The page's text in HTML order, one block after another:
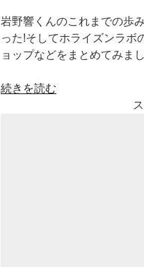
岩野響くんのこれまでの歩
った!そしてホライズンラボ
ョップなどをまとめてみま
“岩
続きを読む